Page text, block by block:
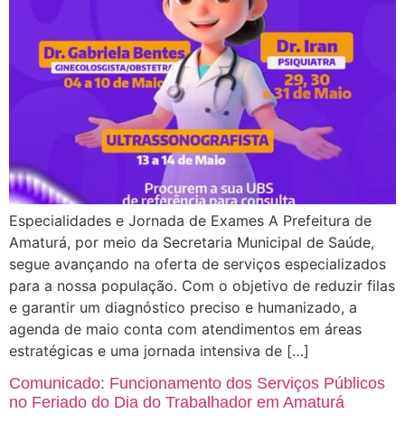
Especialidades e Jornada de Exames A Prefeitura de
Amaturá, por meio da Secretaria Municipal de Saúde,
segue avançando na oferta de serviços especializados
para a nossa população. Com o objetivo de reduzir filas
e garantir um diagnóstico preciso e humanizado, a
agenda de maio conta com atendimentos em áreas
estratégicas e uma jornada intensiva de […]
Comunicado: Funcionamento dos Serviços Públicos
no Feriado do Dia do Trabalhador em Amaturá